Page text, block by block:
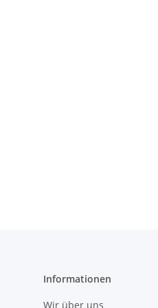
Informationen
Wir über uns